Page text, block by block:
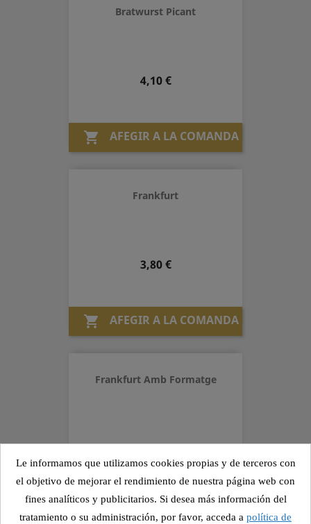
Bratwurst Picant
Preu
4,10 €
 AFEGIR A LA COMANDA
Frankfurt
Preu
3,80 €
 AFEGIR A LA COMANDA
Frankfurt Amb Formatge
Preu
4,10 €
 AFEGIR A LA COMANDA
Le informamos que utilizamos cookies propias y de terceros con
el objetivo de mejorar el rendimiento de nuestra página web con
fines analíticos y publicitarios. Si desea más información del
tratamiento o su administración, por favor, acceda a política de